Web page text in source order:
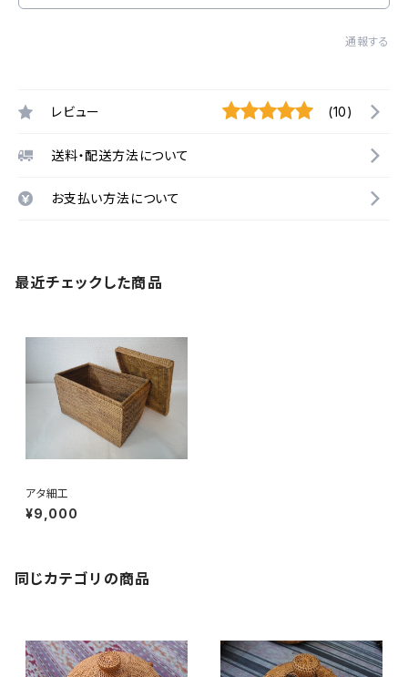
通報する
レビュー (10)
送料・配送方法について
お支払い方法について
最近チェックした商品
アタ細工
¥9,000
同じカテゴリの商品